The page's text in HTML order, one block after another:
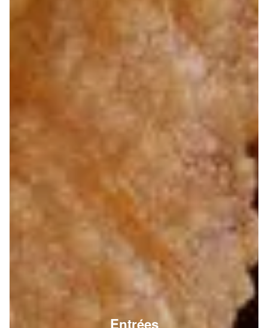
Entrées